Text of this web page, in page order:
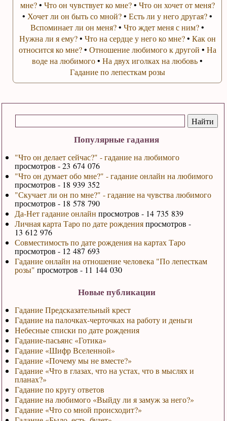
Популярные гадания
"Что он делает сейчас?" - гадание на любимого
просмотров - 23 674 076
"Что он думает обо мне?" - гадание онлайн на любимого
просмотров - 18 939 352
"Скучает ли он по мне?" - гадание на чувства любимого
просмотров - 18 578 790
Да-Нет гадание онлайн просмотров - 14 735 839
Личная карта Таро по дате рожденияпросмотров -
13 612 976
Совместимость по дате рождения на картах Таро
просмотров - 12 487 693
Гадание онлайн на отношение человека "По лепесткам
розы" просмотров - 11 144 030
Новые публикации
Гадание Предсказательный крест
Гадание на палочках-черточках на работу и деньги
Небесные списки по дате рождения
Гадание-пасьянс «Готика»
Гадание «Шифр Вселенной»
Гадание «Почему мы не вместе?»
Гадание «Что в глазах, что на устах, что в мыслях и
планах?»
Гадание по кругу ответов
Гадание на любимого «Выйду ли я замуж за него?»
Гадание «Что со мной происходит?»
мне?• Что он чувствует ко мне?• Что он хочет от меня?
• Хочет ли он быть со мной?•Есть ли у него другая?•
Вспоминает ли он меня?•Что ждет меня с ним?•
Нужна ли я ему?• Что на сердце у него ко мне?• Как он
относится ко мне?• Отношение любимого к другой • На
воде на любимого•На двух иголках на любовь•
Гадание по лепесткам розы